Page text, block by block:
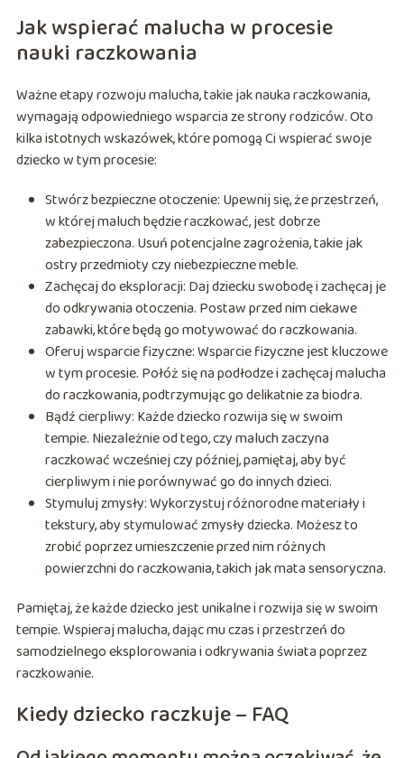
Jak wspierać malucha w procesie
nauki raczkowania
Ważne etapy rozwoju malucha, takie jak nauka raczkowania,
wymagają odpowiedniego wsparcia ze strony rodziców. Oto
kilka istotnych wskazówek, które pomogą Ci wspierać swoje
dziecko w tym procesie:
Stwórz bezpieczne otoczenie: Upewnij się, że przestrzeń,
w której maluch będzie raczkować, jest dobrze
zabezpieczona. Usuń potencjalne zagrożenia, takie jak
ostry przedmioty czy niebezpieczne meble.
Zachęcaj do eksploracji: Daj dziecku swobodę i zachęcaj je
do odkrywania otoczenia. Postaw przed nim ciekawe
zabawki, które będą go motywować do raczkowania.
Oferuj wsparcie fizyczne: Wsparcie fizyczne jest kluczowe
w tym procesie. Połóż się na podłodze i zachęcaj malucha
do raczkowania, podtrzymując go delikatnie za biodra.
Bądź cierpliwy: Każde dziecko rozwija się w swoim
tempie. Niezależnie od tego, czy maluch zaczyna
raczkować wcześniej czy później, pamiętaj, aby być
cierpliwym i nie porównywać go do innych dzieci.
Stymuluj zmysły: Wykorzystuj różnorodne materiały i
tekstury, aby stymulować zmysły dziecka. Możesz to
zrobić poprzez umieszczenie przed nim różnych
powierzchni do raczkowania, takich jak mata sensoryczna.
Pamiętaj, że każde dziecko jest unikalne i rozwija się w swoim
tempie. Wspieraj malucha, dając mu czas i przestrzeń do
samodzielnego eksplorowania i odkrywania świata poprzez
raczkowanie.
Kiedy dziecko raczkuje – FAQ